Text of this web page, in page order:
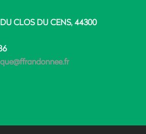
CLOS DU CENS, 44300